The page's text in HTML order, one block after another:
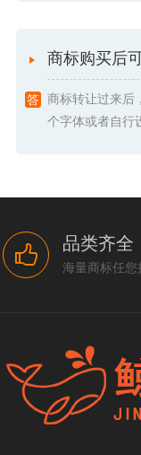
商标购买后
商标转让过来后
个字体或者自行
品类齐全
海量商标任您